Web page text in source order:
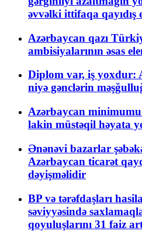
əvvəlki ittifaqa qayıdış
Azərbaycan qazı
ambisiyalarının əsas
Diplom var, iş yoxdur:
niyə gənclərin
Azərbaycan
lakin müstəqil həyata
Ənənəvi bazarlar
Azərbaycan ticarət
dəyişməlidir
BP və tərəfdaşları
səviyyəsində
qoyuluşlarını 31 faiz